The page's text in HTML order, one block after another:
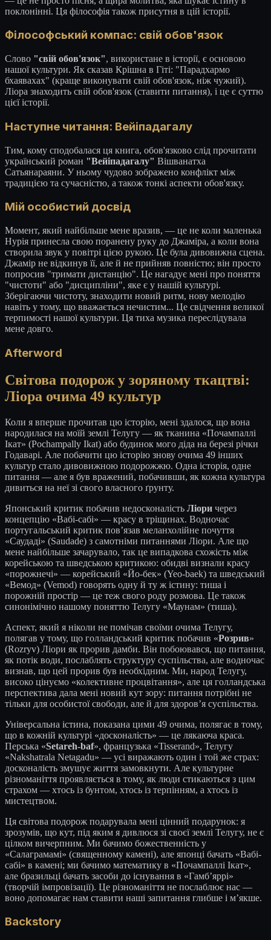
поклонінні. Ця філософія також присутня в цій історії.
Філософський компас: свій обов'язок
Слово "свій обов'язок", використане в історії, є основою
нашої культури. Як сказав Крішна в Гіті: "Парадхармо
бхаявахах" (краще виконувати свій обов'язок, ніж чужий).
Ліора знаходить свій обов'язок (ставити питання), і це є суттю
цієї історії.
Наступне читання: Вейіпадагалу
Тим, кому сподобалася ця книга, обов'язково слід прочитати
український роман "Вейіпадагалу" Вішванатха
Сатьянараяни. У ньому чудово зображено конфлікт між
традицією та сучасністю, а також тонкі аспекти обов'язку.
Мій особистий досвід
Момент, який найбільше мене вразив, — це не коли маленька
Нурія принесла свою поранену руку до Джаміра, а коли вона
створила звук у повітрі цією рукою. Це була дивовижна сцена.
Джамір не відкинув її, але й не прийняв повністю; він просто
попросив "тримати дистанцію". Це нагадує мені про поняття
"чистоти" або "дисципліни", яке є у нашій культурі.
Зберігаючи чистоту, знаходити новий ритм, нову мелодію
навіть у тому, що вважається нечистим... Це свідчення великої
терпимості нашої культури. Ця тиха музика переслідувала
мене довго.
Afterword
Світова подорож у зоряному ткацтві:
Ліора очима 49 культур
Коли я вперше прочитав цю історію, мені здалося, що вона
народилася на моїй землі Телугу — як тканина «Почампаллі
Ікат» (Pochampally Ikat) або будинок мого діда на березі річки
Годаварі. Але побачити цю історію знову очима 49 інших
культур стало дивовижною подорожжю. Одна історія, одне
питання — але я був вражений, побачивши, як кожна культура
дивиться на неї зі свого власного ґрунту.
Японський критик побачив недосконалість Ліори через
концепцію «Вабі-сабі» — красу в тріщинах. Водночас
португальський критик пов’язав меланхолійне почуття
«Саудаді» (Saudade) з самотніми питаннями Ліори. Але що
мене найбільше зачарувало, так це випадкова схожість між
корейською та шведською критикою: обидві визнали красу
«порожнечі» — корейський «Йо-бек» (Yeo-baek) та шведський
«Вемод» (Vemod) говорять одну й ту ж істину: тиша і
порожній простір — це теж свого роду розмова. Це також
синонімічно нашому поняттю Телугу «Маунам» (тиша).
Аспект, який я ніколи не помічав своїми очима Телугу,
полягав у тому, що голландський критик побачив «Розрив»
(Rozryv) Ліори як прорив дамби. Він побоювався, що питання,
як потік води, послаблять структуру суспільства, але водночас
визнав, що цей прорив був необхідним. Ми, народ Телугу,
високо цінуємо «колективне процвітання», але ця голландська
перспектива дала мені новий кут зору: питання потрібні не
тільки для особистої свободи, але й для здоров’я суспільства.
Універсальна істина, показана цими 49 очима, полягає в тому,
що в кожній культурі «досконалість» — це лякаюча краса.
Перська «Setareh-baf», французька «Tisserand», Телугу
«Nakshatrala Netagadu» — усі виражають один і той же страх:
досконалість змушує життя замовкнути. Але культурне
різноманіття проявляється в тому, як люди стикаються з цим
страхом — хтось із бунтом, хтось із терпінням, а хтось із
мистецтвом.
Ця світова подорож подарувала мені цінний подарунок: я
зрозумів, що кут, під яким я дивлюся зі своєї землі Телугу, не є
цілком вичерпним. Ми бачимо божественність у
«Салаграмамі» (священному камені), але японці бачать «Вабі-
сабі» в камені; ми бачимо математику в «Почампаллі Ікат»,
але бразильці бачать засоби до існування в «Гамб’яррі»
(творчій імпровізації). Це різноманіття не послаблює нас —
воно допомагає нам ставити наші запитання глибше і м’якше.
Backstory